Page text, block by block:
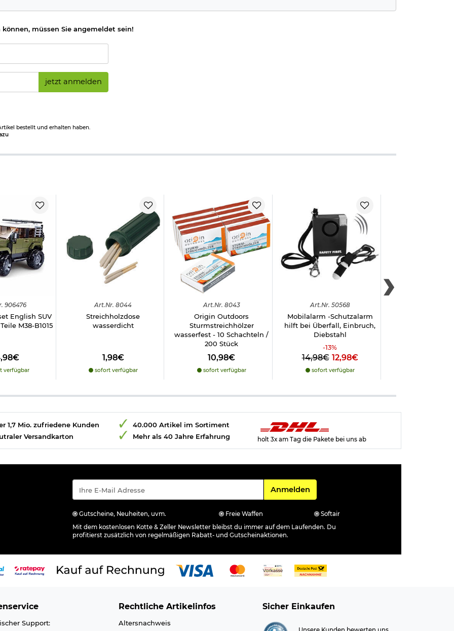
müssen Sie angemeldet sein!
jetzt anmelden
bestellt und erhalten haben.
906476
English SUV
M38-B1015
verfügbar
Art.Nr. 8044
Streichholzdose
wasserdicht
1,98€
sofort verfügbar
Art.Nr. 8043
Origin Outdoors
Sturmstreichhölzer
wasserfest - 10 Schachteln /
200 Stück
10,98€
sofort verfügbar
Art.Nr. 50568
Mobilalarm -Schutzalarm
hilft bei Überfall, Einbruch,
Diebstahl
-13%
14,98€ 12,98€
sofort verfügbar
1,7 Mio. zufriedene Kunden
Versandkarton
40.000 Artikel im Sortiment
Mehr als 40 Jahre Erfahrung
holt 3x am Tag die Pakete bei uns ab
Für den Newsletter
Anmelden
Gutscheine, Neuheiten, uvm. Freie Waffen
Softair
Mit dem kostenlosen Kotte & Zeller Newsletter bleibst du immer auf dem Laufenden. Du
profitierst zusätzlich von regelmäßigen Rabatt- und Gutscheinaktionen.
Support:
Rechtliche Artikelinfos
Altersnachweis
Sicher Einkaufen